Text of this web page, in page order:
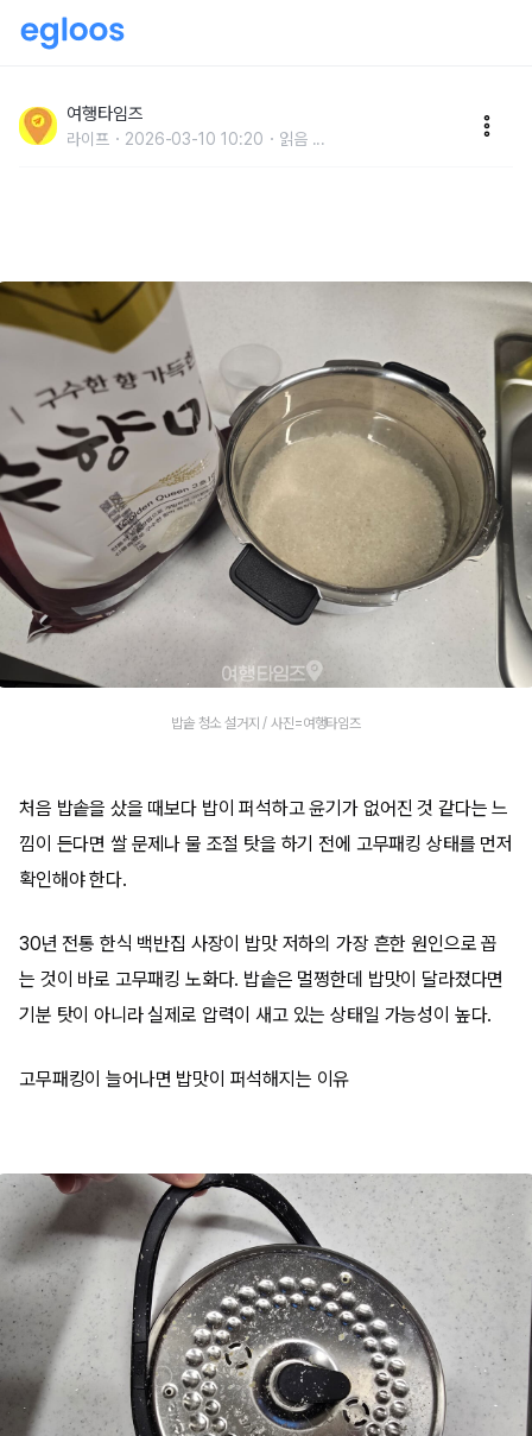
사장님이 알려준 밥솥 청소 방법
여행타임즈
라이프 2026-03-10 10:20 읽음 ...
밥솥 청소 설거지 / 사진=여행타임즈
처음 밥솥을 샀을 때보다 밥이 퍼석하고 윤기가 없어진 것 같다는 느
낌이 든다면 쌀 문제나 물 조절 탓을 하기 전에 고무패킹 상태를 먼저
확인해야 한다.
30년 전통 한식 백반집 사장이 밥맛 저하의 가장 흔한 원인으로 꼽
는 것이 바로 고무패킹 노화다. 밥솥은 멀쩡한데 밥맛이 달라졌다면
기분 탓이 아니라 실제로 압력이 새고 있는 상태일 가능성이 높다.
고무패킹이 늘어나면 밥맛이 퍼석해지는 이유